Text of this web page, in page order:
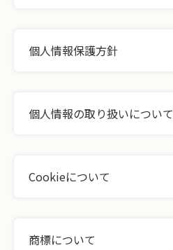
個人情報保護方針
個人情報の取り扱いについて
Cookieについて
商標について